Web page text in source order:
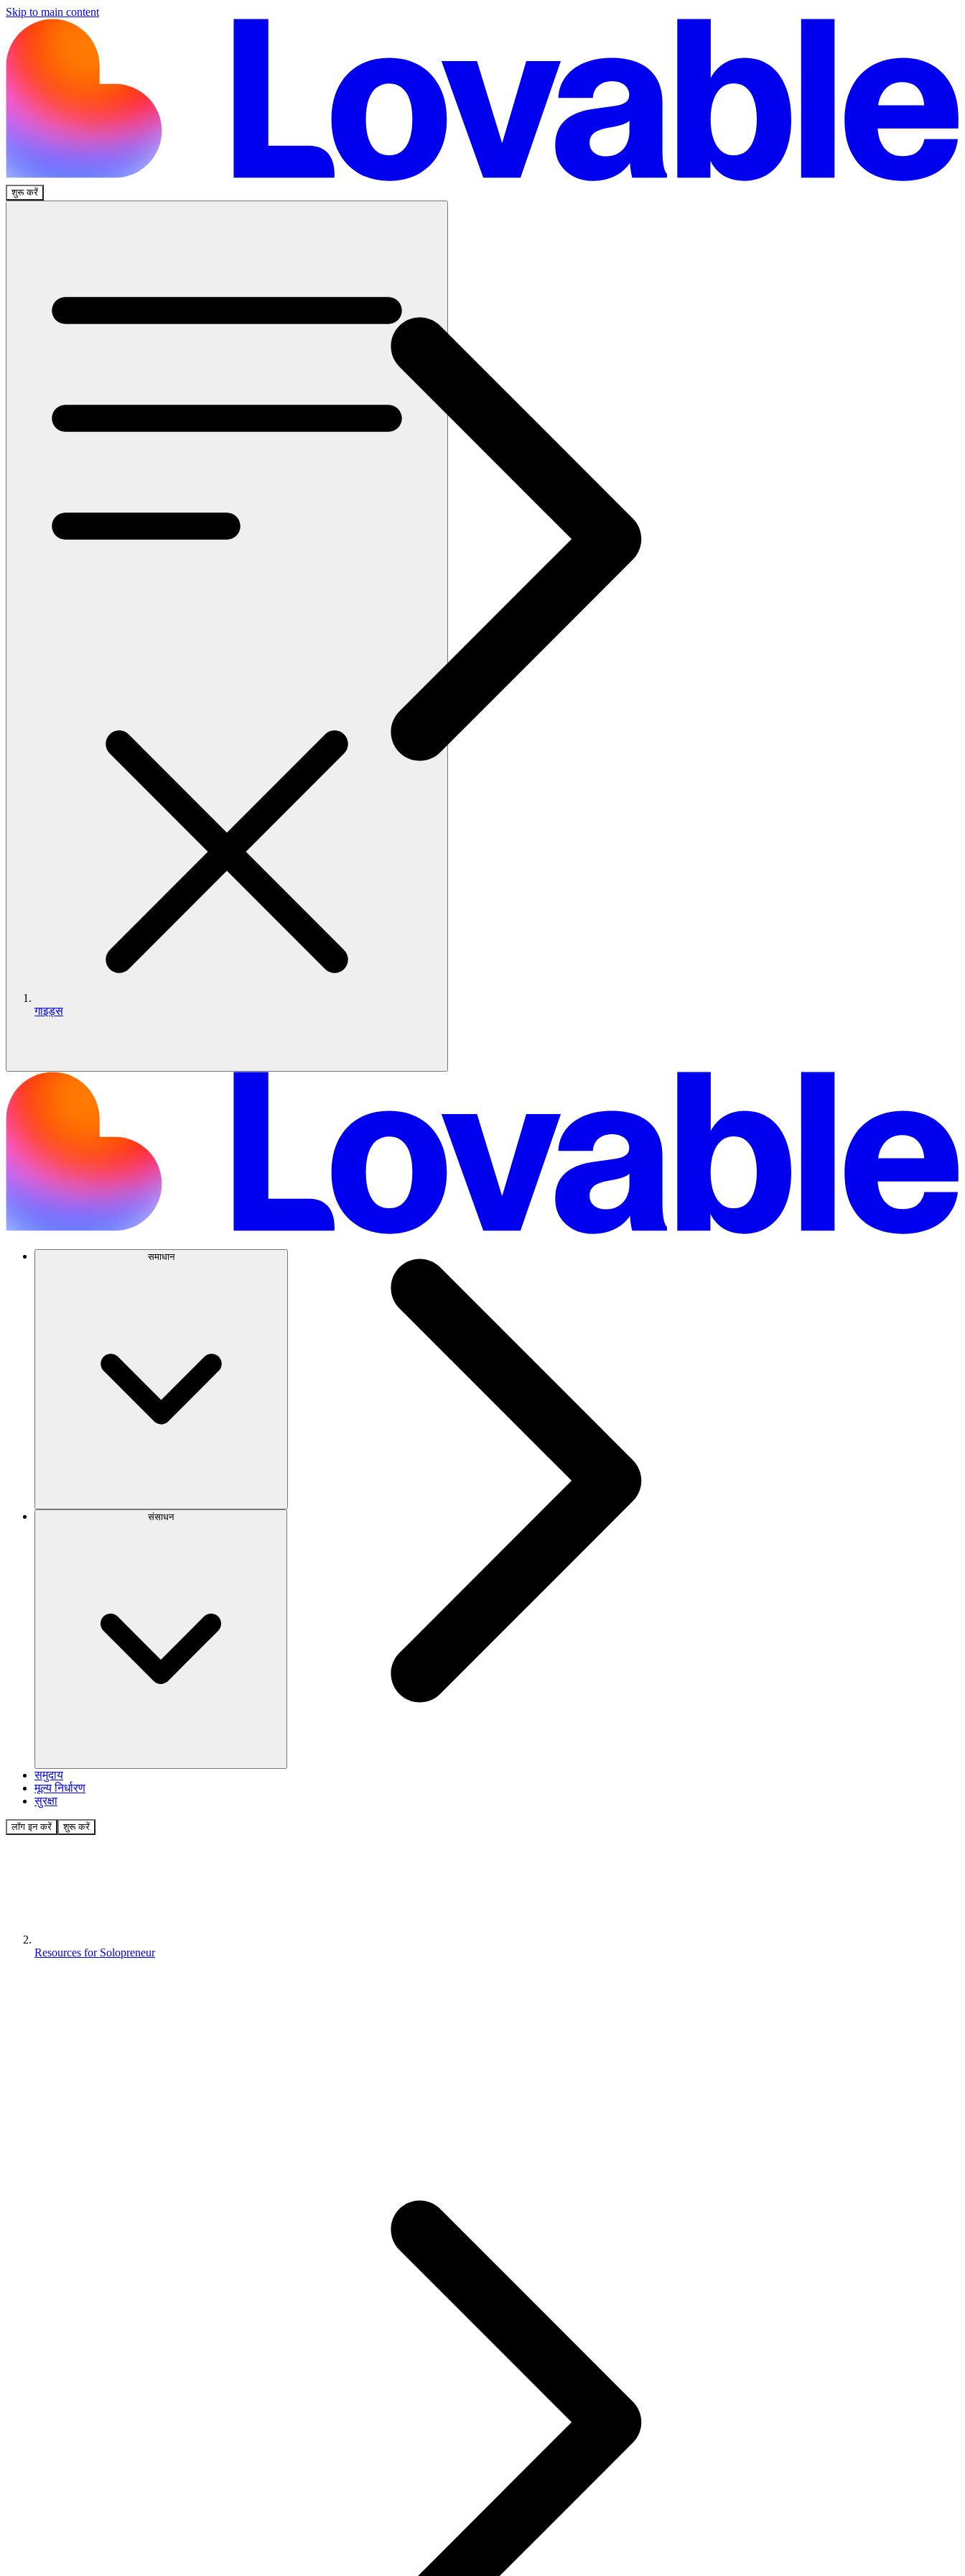
Skip to main content
शुरू करें
समाधान
संसाधन
समुदाय
मूल्य निर्धारण
सुरक्षा
लॉग इन करें शुरू करें
गाइड्स
Resources for Solopreneur